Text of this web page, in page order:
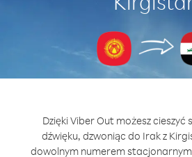
Dzięki Viber Out możesz cieszyć
dźwięku, dzwoniąc do Irak z
dowolnym numerem